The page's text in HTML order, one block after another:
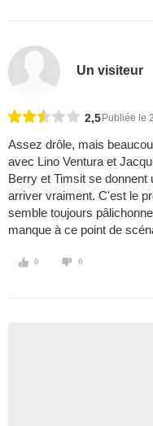
Un visiteur
2,5 Publiée le
Assez drôle, mais
avec Lino Ventura et
Berry et Timsit se
arriver vraiment. C'est le
semble toujours
manque à ce point de
0 0